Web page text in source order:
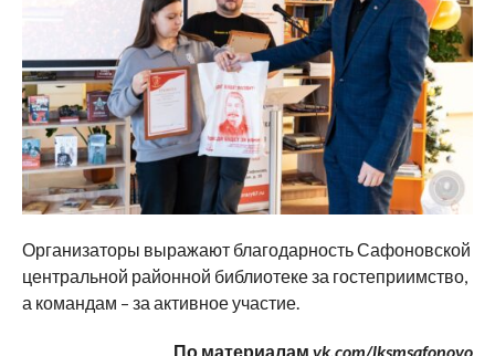
Организаторы выражают благодарность Сафоновской
центральной районной библиотеке за гостеприимство,
а командам – за активное участие.
По материаламvk.com/lksmsafonovo